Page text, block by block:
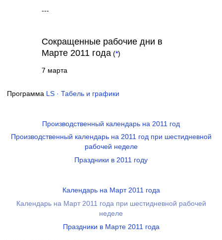
---
Сокращенные рабочие дни в
Марте 2011 года (*)
7 марта
Программа LS · Табель и графики
Производственный календарь на 2011 год
Производственный календарь на 2011 год при шестидневной
рабочей неделе
Праздники в 2011 году
Календарь на Март 2011 года
Календарь на Март 2011 года при шестидневной рабочей
неделе
Праздники в Марте 2011 года